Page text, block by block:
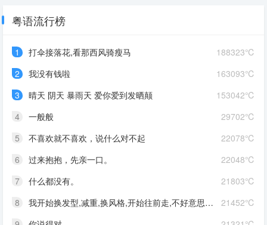
粤语流行榜
188323℃
1
打伞接落花,看那西风骑瘦马
163093℃
2
我没有钱啦
153042℃
3
晴天 阴天 暴雨天 爱你爱到发晒颠
29702℃
4
一般般
22078℃
5
不喜欢就不喜欢，说什么对不起
22048℃
6
过来抱抱，先亲一口。
21803℃
7
什么都没有。
21452℃
8
我开始换发型,减重,换风格,开始往前走,不好意思啊这一次,我一定要赢